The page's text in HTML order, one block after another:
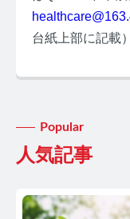
AGAコラム TOP
テストステロン
台紙上部に記載
人気記事
Popular